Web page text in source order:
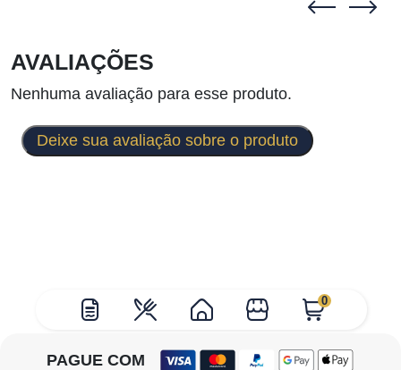
0
AVALIAÇÕES
Nenhuma avaliação para esse produto.
Deixe sua avaliação sobre o produto
PAGUE COM